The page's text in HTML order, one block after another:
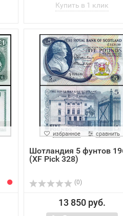
избранное сравнить
Шотландия 5 фунтoв
(XF Pick 328)
(0)
13 850 руб.